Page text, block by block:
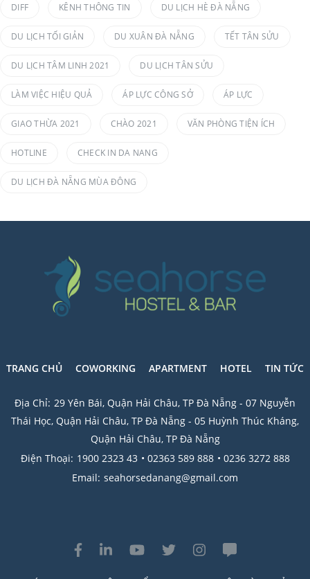
DIFF KÊNH THÔNG TIN DU LỊCH HÈ ĐÀ NẴNG
DU LỊCH TỐI GIẢN DU XUÂN ĐÀ NẴNG TẾT TÂN SỬU
DU LỊCH TÂM LINH 2021 DU LỊCH TÂN SỬU
LÀM VIỆC HIỆU QUẢ ÁP LỰC CÔNG SỞ ÁP LỰC
GIAO THỪA 2021 CHÀO 2021 VĂN PHÒNG TIỆN ÍCH
HOTLINE CHECK IN DA NANG
DU LỊCH ĐÀ NẴNG MÙA ĐÔNG
TRANG CHỦ COWORKING APARTMENT HOTEL TIN TỨC
Địa Chỉ: 29 Yên Bái, Quận Hải Châu, TP Đà Nẵng - 07 Nguyễn
Thái Học, Quận Hải Châu, TP Đà Nẵng - 05 Huỳnh Thúc Kháng,
Quận Hải Châu, TP Đà Nẵng
Điện Thoại: 1900 2323 43 • 02363 589 888 • 0236 3272 888
Email: seahorsedanang@gmail.com